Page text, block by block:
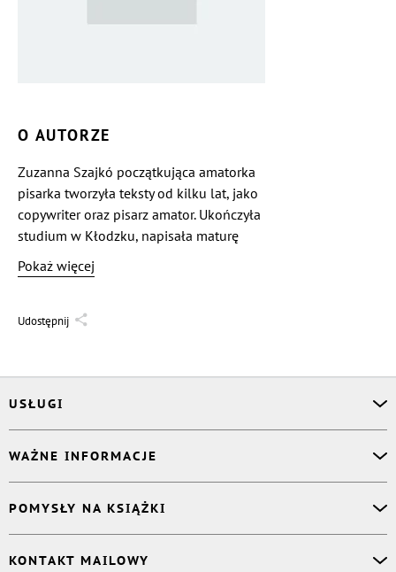
O AUTORZE
Zuzanna Szajkó początkująca amatorka
pisarka tworzyła teksty od kilku lat, jako
copywriter oraz pisarz amator. Ukończyła
studium w Kłodzku, napisała maturę
i dostała się na Uniwersytet WSB
we Wrocławiu. Były członek Amnesty
muzykę i przyrodę.
Pokaż więcej
Udostępnij
USŁUGI
Korektor
Projektant okładki
Druk Twojej książki
Publikacja
WAŻNE INFORMACJE
Książki Ridero
Pomoc
Polityka prywatności
POMYSŁY NA KSIĄŻKI
Dzienniczek malucha
KONTAKT MAILOWY